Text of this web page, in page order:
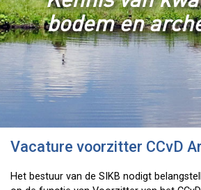
bodem en
Vacature voorzitter CCvD
Het bestuur van de SIKB nodigt